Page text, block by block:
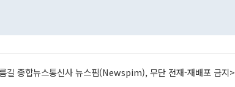
길 종합뉴스통신사 뉴스핌(Newspim), 무단 전재-재배포 금지>